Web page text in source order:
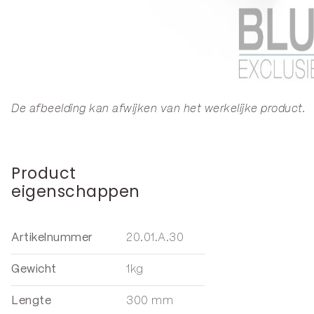
De afbeelding kan afwijken van het werkelijke product.
Product
eigenschappen
Artikelnummer 20.01.A.30
Gewicht 1kg
Lengte 300 mm